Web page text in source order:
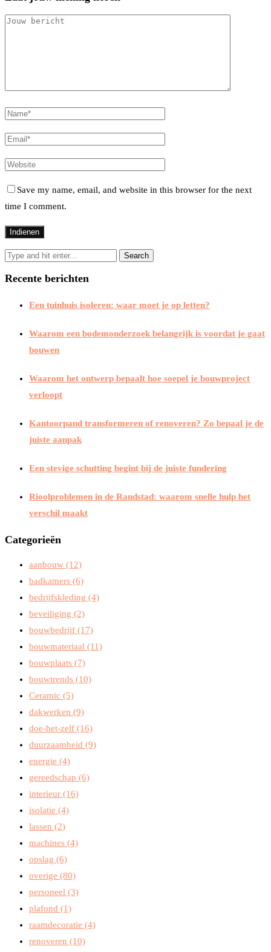
Save my name, email, and website in this browser for the next
time I comment.
Recente berichten
Een tuinhuis isoleren: waar moet je op letten?
Waarom een bodemonderzoek belangrijk is voordat je gaat
bouwen
Waarom het ontwerp bepaalt hoe soepel je bouwproject
verloopt
Kantoorpand transformeren of renoveren? Zo bepaal je de
juiste aanpak
Een stevige schutting begint bij de juiste fundering
Rioolproblemen in de Randstad: waarom snelle hulp het
verschil maakt
Categorieën
aanbouw (12)
badkamers (6)
bedrijfskleding (4)
beveiliging (2)
bouwbedrijf (17)
bouwmateriaal (11)
bouwplaats (7)
bouwtrends (10)
Ceramic (5)
dakwerken (9)
doe-het-zelf (16)
duurzaamheid (9)
energie (4)
gereedschap (6)
interieur (16)
isolatie (4)
lassen (2)
machines (4)
opslag (6)
overige (80)
personeel (3)
plafond (1)
raamdecoratie (4)
renoveren (10)